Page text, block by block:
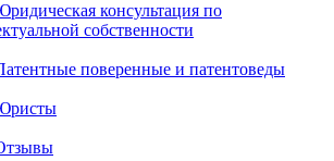
консультация по
собственности
поверенные и патентоведы